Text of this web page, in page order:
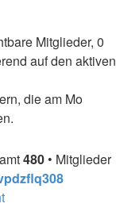
Mitglieder, 0
auf den aktiven
die am Mo
480 • Mitglieder